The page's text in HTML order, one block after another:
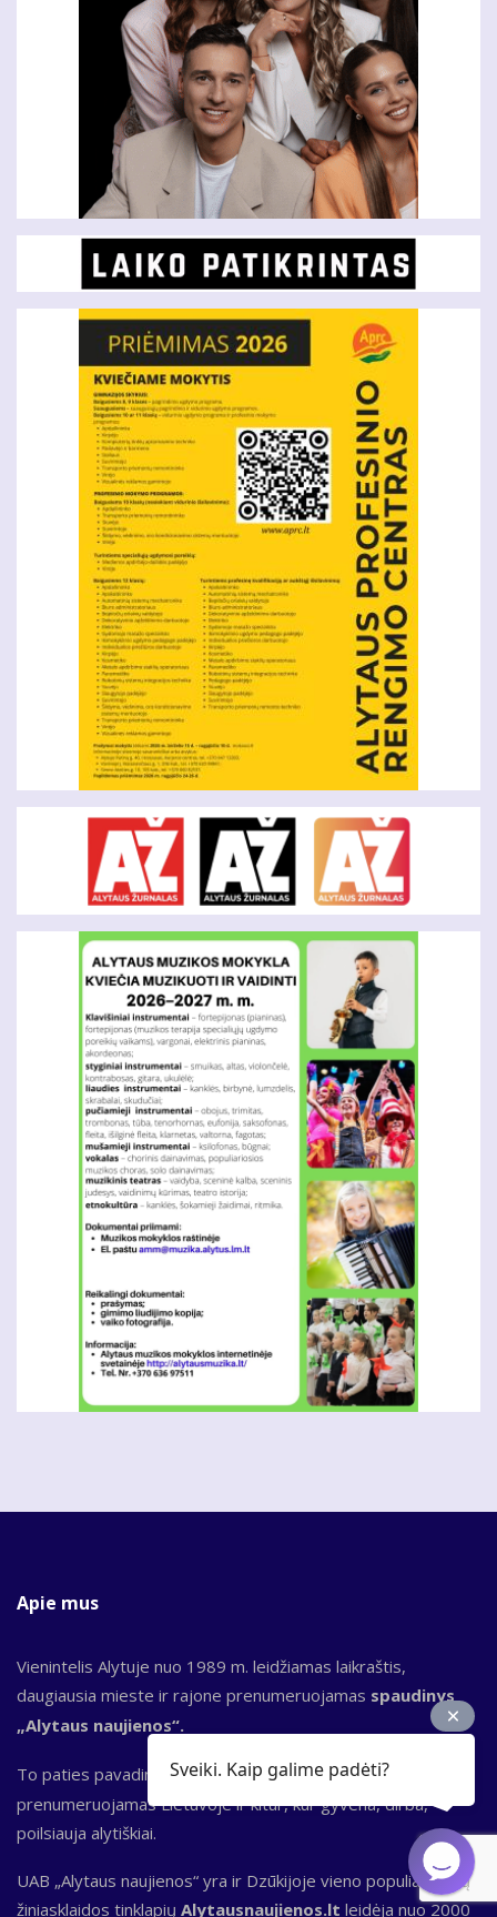
Apie mus
Vienintelis Alytuje nuo 1989 m. leidžiamas laikraštis,
daugiausia mieste ir rajone prenumeruojamas spaudinys
„Alytaus naujienos“.
To paties pavadinimo bendrovė leidžia ir el. laikraštį,
prenumeruojamas Lietuvoje ir kitur, kur gyvena, dirba,
poilsiauja alytiškiai.
UAB „Alytaus naujienos“ yra ir Dzūkijoje vieno populiariausių
žiniasklaidos tinklapių Alytausnaujienos.lt leidėja nuo 2000
Sveiki. Kaip galime padėti?